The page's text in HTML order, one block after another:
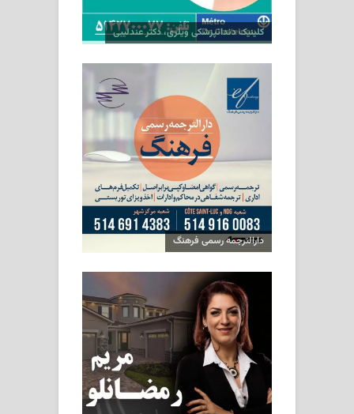
کلینیک دندانپزشکی ویلری، دکتر عندلیبی
دارالترجمه رسمی فرهنگ